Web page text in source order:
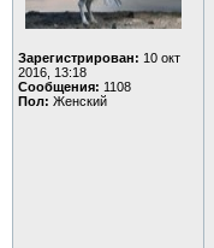
Зарегистрирован: 10 окт
2016, 13:18
Сообщения: 1108
Пол: Женский